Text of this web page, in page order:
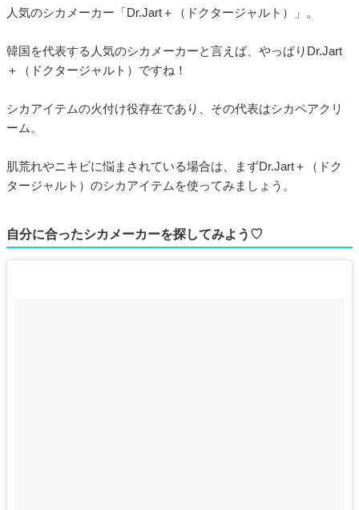
人気のシカメーカー「Dr.Jart＋（ドクタージャルト）」。
韓国を代表する人気のシカメーカーと言えば、やっぱりDr.Jart
＋（ドクタージャルト）ですね！
シカアイテムの火付け役存在であり、その代表はシカペアクリ
ーム。
肌荒れやニキビに悩まされている場合は、まずDr.Jart＋（ドク
タージャルト）のシカアイテムを使ってみましょう。
自分に合ったシカメーカーを探してみよう♡